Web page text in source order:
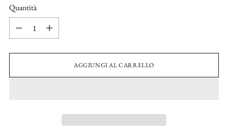
Quantità
AGGIUNGI AL CARRELLO